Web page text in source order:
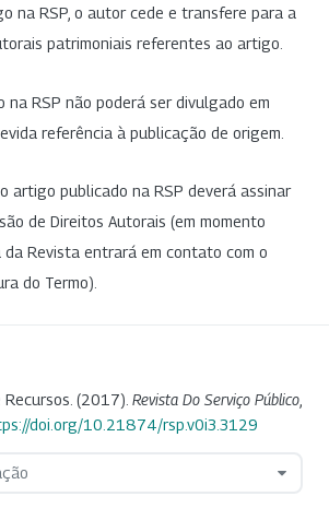
na RSP, o autor cede e transfere para a
patrimoniais referentes ao artigo.
na RSP não poderá ser divulgado em
referência à publicação de origem.
artigo publicado na RSP deverá assinar
de Direitos Autorais (em momento
Revista entrará em contato com o
do Termo).
(2017). Revista Do Serviço Público
doi.org/10.21874/rsp.v0i3.3129